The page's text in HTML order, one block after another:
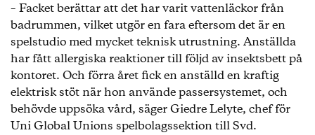
– Facket berättar att det har varit vattenläckor från
badrummen, vilket utgör en fara eftersom det är en
spelstudio med mycket teknisk utrustning. Anställda
har fått allergiska reaktioner till följd av insektsbett på
kontoret. Och förra året fick en anställd en kraftig
elektrisk stöt när hon använde passersystemet, och
behövde uppsöka vård, säger Giedre Lelyte, chef för
Uni Global Unions spelbolagssektion till Svd.